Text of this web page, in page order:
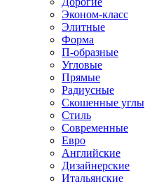
Эконом-класс
Элитные
Форма
П-образные
Угловые
Прямые
Радиусные
Скошенные углы
Стиль
Современные
Евро
Английские
Дизайнерские
Итальянские